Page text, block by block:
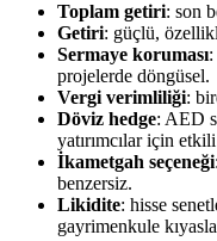
Toplam getiri: son
Getiri: güçlü,
Sermaye koruması:
projelerde döngüsel.
Vergi verimliliği:
Döviz hedge: AED
yatırımcılar için
İkametgah seçeneği
benzersiz.
Likidite: hisse
gayrimenkule